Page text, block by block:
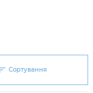
Сортування